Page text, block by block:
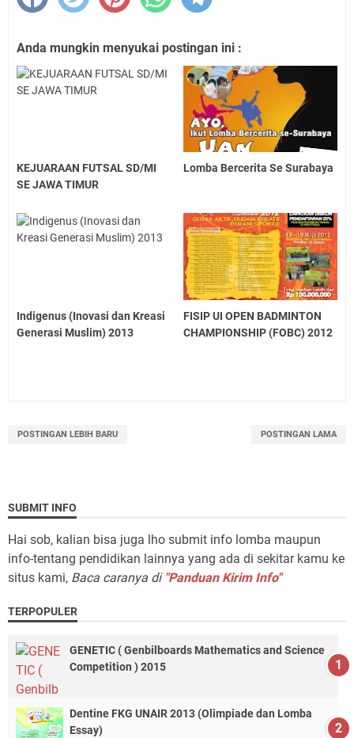
Anda mungkin menyukai postingan ini :
KEJUARAAN FUTSAL SD/MI
SE JAWA TIMUR
Lomba Bercerita Se Surabaya
Indigenus (Inovasi dan Kreasi
Generasi Muslim) 2013
FISIP UI OPEN BADMINTON
CHAMPIONSHIP (FOBC) 2012
POSTINGAN LEBIH BARU POSTINGAN LAMA
SUBMIT INFO
Hai sob, kalian bisa juga lho submit info lomba maupun
info-tentang pendidikan lainnya yang ada di sekitar kamu ke
situs kami, Baca caranya di "Panduan Kirim Info"
TERPOPULER
GENETIC ( Genbilboards Mathematics and Science
Competition ) 2015
Dentine FKG UNAIR 2013 (Olimpiade dan Lomba
Essay)